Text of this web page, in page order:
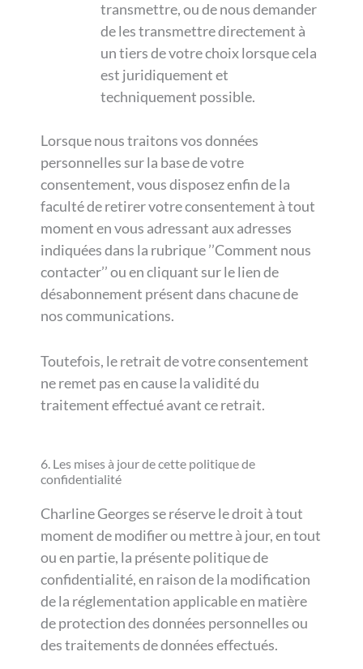
transmettre, ou de nous demander
de les transmettre directement à
un tiers de votre choix lorsque cela
est juridiquement et
techniquement possible.
Lorsque nous traitons vos données
personnelles sur la base de votre
consentement, vous disposez enfin de la
faculté de retirer votre consentement à tout
moment en vous adressant aux adresses
indiquées dans la rubrique ’’Comment nous
contacter’’ ou en cliquant sur le lien de
désabonnement présent dans chacune de
nos communications.
Toutefois, le retrait de votre consentement
ne remet pas en cause la validité du
traitement effectué avant ce retrait.
6. Les mises à jour de cette politique de
confidentialité
Charline Georges se réserve le droit à tout
moment de modifier ou mettre à jour, en tout
ou en partie, la présente politique de
confidentialité, en raison de la modification
de la réglementation applicable en matière
de protection des données personnelles ou
des traitements de données effectués.